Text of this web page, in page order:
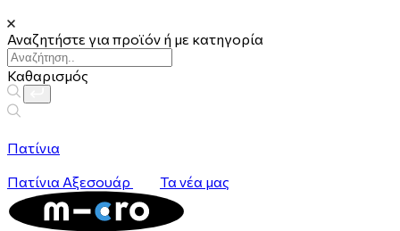
Αναζητήστε για προϊόν ή με κατηγορία
Καθαρισμός
Πατίνια
Πατίνια Αξεσουάρ Τα νέα μας